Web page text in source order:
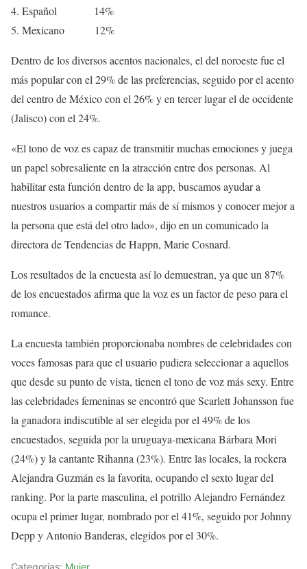
Español 14%
Mexicano 12%
Dentro de los diversos acentos nacionales, el del noroeste fue el
más popular con el 29% de las preferencias, seguido por el acento
del centro de México con el 26% y en tercer lugar el de occidente
(Jalisco) con el 24%.
«El tono de voz es capaz de transmitir muchas emociones y juega
un papel sobresaliente en la atracción entre dos personas. Al
habilitar esta función dentro de la app, buscamos ayudar a
nuestros usuarios a compartir más de sí mismos y conocer mejor a
la persona que está del otro lado», dijo en un comunicado la
directora de Tendencias de Happn, Marie Cosnard.
Los resultados de la encuesta así lo demuestran, ya que un 87%
de los encuestados afirma que la voz es un factor de peso para el
romance.
La encuesta también proporcionaba nombres de celebridades con
voces famosas para que el usuario pudiera seleccionar a aquellos
que desde su punto de vista, tienen el tono de voz más sexy. Entre
las celebridades femeninas se encontró que Scarlett Johansson fue
la ganadora indiscutible al ser elegida por el 49% de los
encuestados, seguida por la uruguaya-mexicana Bárbara Mori
(24%) y la cantante Rihanna (23%). Entre las locales, la rockera
Alejandra Guzmán es la favorita, ocupando el sexto lugar del
ranking. Por la parte masculina, el potrillo Alejandro Fernández
ocupa el primer lugar, nombrado por el 41%, seguido por Johnny
Depp y Antonio Banderas, elegidos por el 30%.